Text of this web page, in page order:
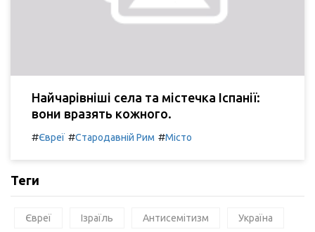
Найчарівніші села та містечка Іспанії:
вони вразять кожного.
#Євреї #Стародавній Рим #Місто
Теги
Євреї Ізраїль Антисемітизм Україна